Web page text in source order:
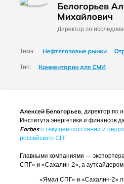
Белогорьев
Михайлович
Директор по
Тема: Нефтегазовые рынки
Тип: Комментарии для СМИ
Алексей Белогорьев, директор по
Института энергетики и финансов
Forbes о текущем состоянии и
российского СПГ.
Главными компаниями —
СПГ» и «Сахалин-2», а
«Ямал СПГ» и «Сахалин-2»